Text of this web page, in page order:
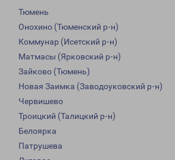
Тюмень
Онохино (Тюменский р-н)
Коммунар (Исетский р-н)
Матмасы (Ярковский р-н)
Зайково (Тюмень)
Новая Заимка (Заводоуковский р-н)
Червишево
Троицкий (Талицкий р-н)
Белоярка
Патрушева